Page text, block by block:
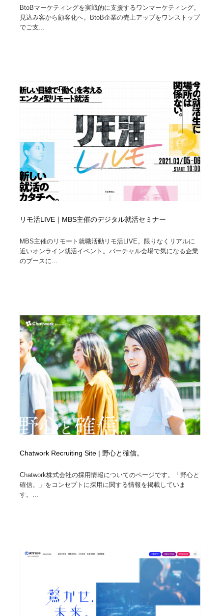
BtoBマーケティングを実戦的に支援するワンマーケティング。
見込み客から顧客化へ。BtoB企業の売上アップをワンストップ
でご支...
リモ活LIVE｜MBS主催のデジタル就活セミナー
MBS主催のリモート就職活動リモ活LIVE。限りなくリアルに
近いオンライン就活イベント。バーチャル会場で気になる企業
のブースに...
Chatwork Recruiting Site | 野心と確信。
Chatwork株式会社の採用情報についてのページです。「野心と
確信。」をコンセプトに採用に関する情報を掲載していま
す。...